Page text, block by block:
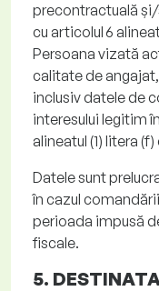
precontractuală
cu articolul 6
Persoana vizată
calitate de
inclusiv datele de
interesului legitim
alineatul (1) litera (f)
Datele sunt
în cazul
perioada impusă
fiscale.
5.